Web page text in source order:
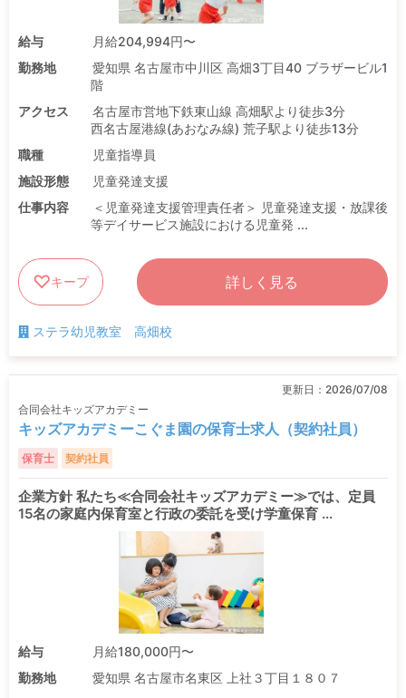
給与
月給204,994円〜
勤務地
愛知県 名古屋市中川区 高畑3丁目40 ブラザービル1
階
アクセス
名古屋市営地下鉄東山線 高畑駅より徒歩3分
西名古屋港線(あおなみ線) 荒子駅より徒歩13分
職種
児童指導員
施設形態
児童発達支援
仕事内容
＜児童発達支援管理責任者＞ 児童発達支援・放課後
等デイサービス施設における児童発 ...
キープ 詳しく見る
ステラ幼児教室 高畑校
更新日： 2026/07/08
合同会社キッズアカデミー
キッズアカデミーこぐま園の保育士求人（契約社員）
保育士 契約社員
企業方針 私たち≪合同会社キッズアカデミー≫では、定員
15名の家庭内保育室と行政の委託を受け学童保育 ...
給与
月給180,000円〜
勤務地
愛知県 名古屋市名東区 上社３丁目１８０７